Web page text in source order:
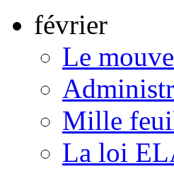
février
Le
Mille
La loi